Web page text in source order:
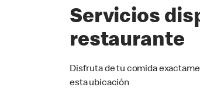
Servicios
restaurante
Disfruta de tu comida
esta ubicación